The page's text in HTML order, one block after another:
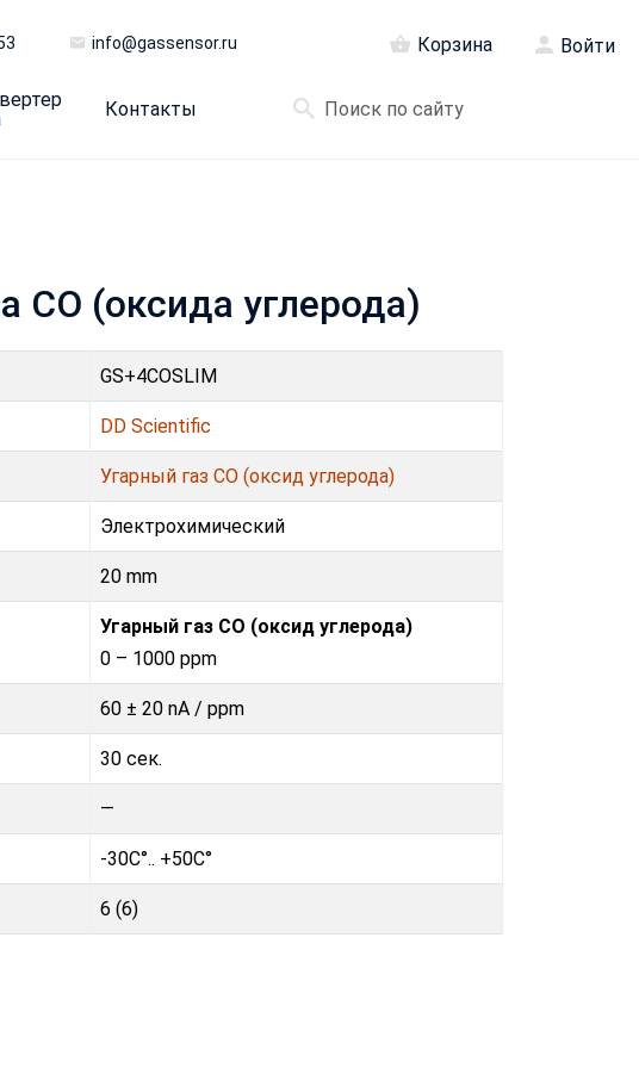
info@gassensor.ru Корзина Войти
Контакты
CO (оксида углерода)
GS+4COSLIM
DD Scientific
Угарный газ CO (оксид углерода)
Электрохимический
20 mm
Угарный газ CO (оксид углерода)
0 – 1000 ppm
60 ± 20 nA / ppm
30 сек.
—
-30C°.. +50C°
6 (6)